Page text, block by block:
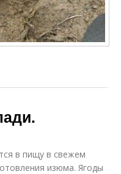
в пищу в свежем
изюма. Ягоды